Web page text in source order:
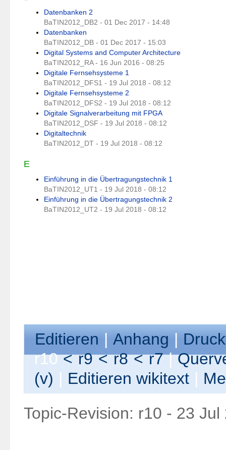
Datenbanken 2
BaTIN2012_DB2 - 01 Dec 2017 - 14:48
Datenbanken
BaTIN2012_DB - 01 Dec 2017 - 15:03
Digital Systems and Computer Architecture
BaTIN2012_RA - 16 Jun 2016 - 08:25
Digitale Fernsehsysteme 1
BaTIN2012_DFS1 - 19 Jul 2018 - 08:12
Digitale Fernsehsysteme 2
BaTIN2012_DFS2 - 19 Jul 2018 - 08:12
Digitale Signalverarbeitung mit FPGA
BaTIN2012_DSF - 19 Jul 2018 - 08:12
Digitaltechnik
BaTIN2012_DT - 19 Jul 2018 - 08:12
E
Einführung in die Übertragungstechnik 1
BaTIN2012_UT1 - 19 Jul 2018 - 08:12
Einführung in die Übertragungstechnik 2
BaTIN2012_UT2 - 19 Jul 2018 - 08:12
Editieren | Anhang |
r10< r9 < r8 < r7|
(v) | Editieren wikitext | M
Topic-Revision: r10 - 23